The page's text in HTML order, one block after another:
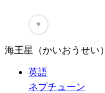
♥
海王星（かいおうせい）
英語
ネプチューン